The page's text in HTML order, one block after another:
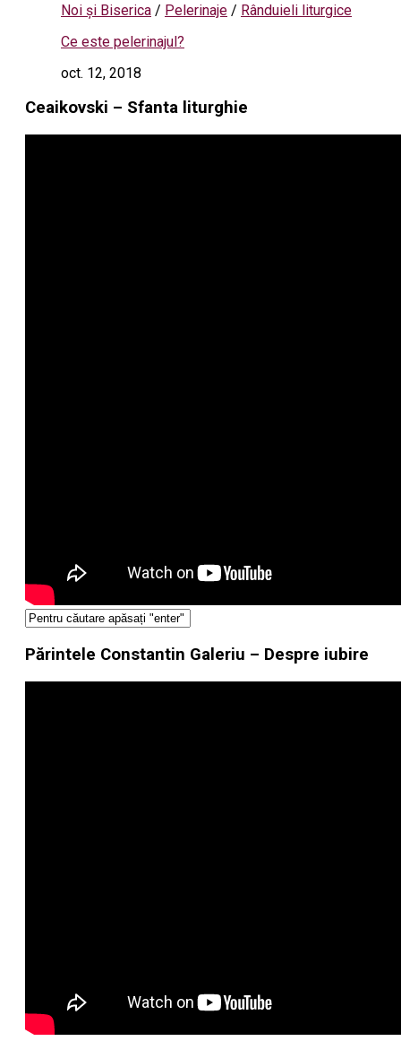
Noi și Biserica / Pelerinaje / Rânduieli liturgice
Ce este pelerinajul?
oct. 12, 2018
Ceaikovski – Sfanta liturghie
Părintele Constantin Galeriu – Despre iubire